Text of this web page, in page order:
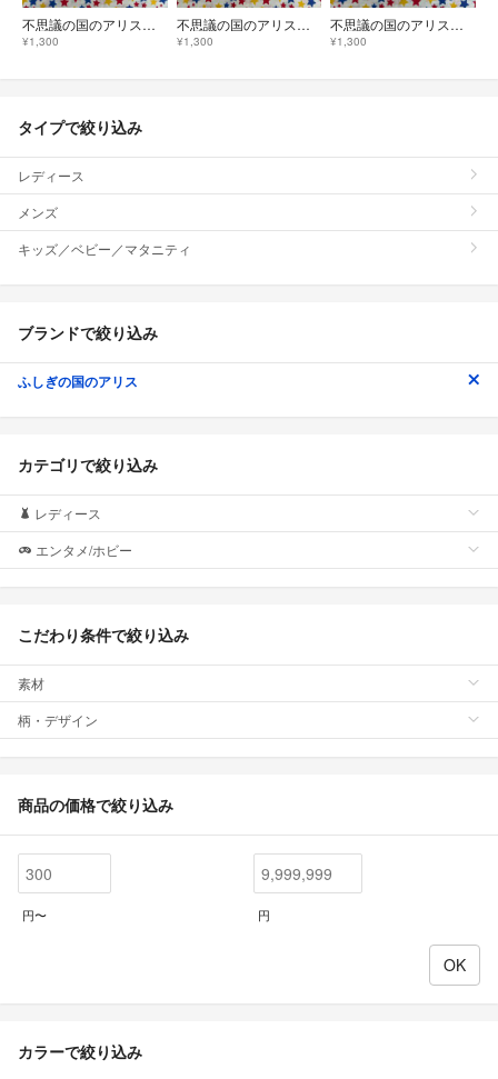
不思議の国のアリスワッペン 蛍光イエロー＆ピンク
¥1,300
不思議の国のアリスワッペン 水色＆蛍光イエロー
¥1,300
不思議の国のアリスワッペン 三色
¥1,300
タイプで絞り込み
レディース
メンズ
キッズ／ベビー／マタニティ
ブランドで絞り込み
ふしぎの国のアリス
カテゴリで絞り込み
レディース
エンタメ/ホビー
こだわり条件で絞り込み
素材
柄・デザイン
商品の価格で絞り込み
円〜 円
カラーで絞り込み